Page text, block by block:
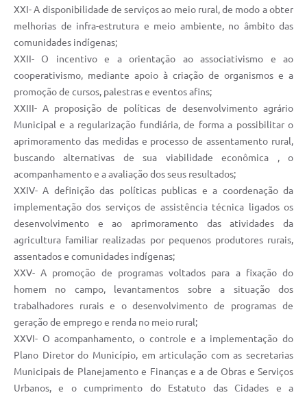
XXI- A disponibilidade de serviços ao meio rural, de modo a obter
melhorias de infra-estrutura e meio ambiente, no âmbito das
comunidades indígenas;
XXII- O incentivo e a orientação ao associativismo e ao
cooperativismo, mediante apoio à criação de organismos e a
promoção de cursos, palestras e eventos afins;
XXIII- A proposição de políticas de desenvolvimento agrário
Municipal e a regularização fundiária, de forma a possibilitar o
aprimoramento das medidas e processo de assentamento rural,
buscando alternativas de sua viabilidade econômica , o
acompanhamento e a avaliação dos seus resultados;
XXIV- A definição das políticas publicas e a coordenação da
implementação dos serviços de assistência técnica ligados os
desenvolvimento e ao aprimoramento das atividades da
agricultura familiar realizadas por pequenos produtores rurais,
assentados e comunidades indígenas;
XXV- A promoção de programas voltados para a fixação do
homem no campo, levantamentos sobre a situação dos
trabalhadores rurais e o desenvolvimento de programas de
geração de emprego e renda no meio rural;
XXVI- O acompanhamento, o controle e a implementação do
Plano Diretor do Município, em articulação com as secretarias
Municipais de Planejamento e Finanças e a de Obras e Serviços
Urbanos, e o cumprimento do Estatuto das Cidades e a